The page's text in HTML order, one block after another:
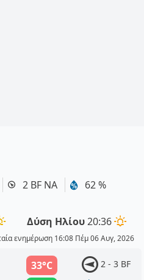
2 BF ΝΑ 62 %
Δύση Ηλίου20:36
ενημέρωση 16:08 Πέμ 06 Αυγ, 2026
33°C
2 - 3 BF